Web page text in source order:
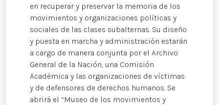
en recuperar y preservar la memoria de los
movimientos y organizaciones políticas y
sociales de las clases subalternas. Su diseño
y puesta en marcha y administración estarán
a cargo de manera conjunta por el Archivo
General de la Nación, una Comisión
Académica y las organizaciones de víctimas
y de defensores de derechos humanos. Se
abrirá el “Museo de los movimientos y